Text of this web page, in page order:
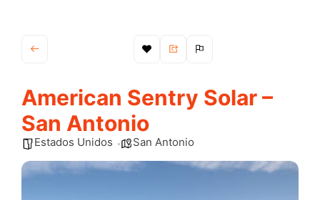
American Sentry Solar –
San Antonio
Estados Unidos San Antonio